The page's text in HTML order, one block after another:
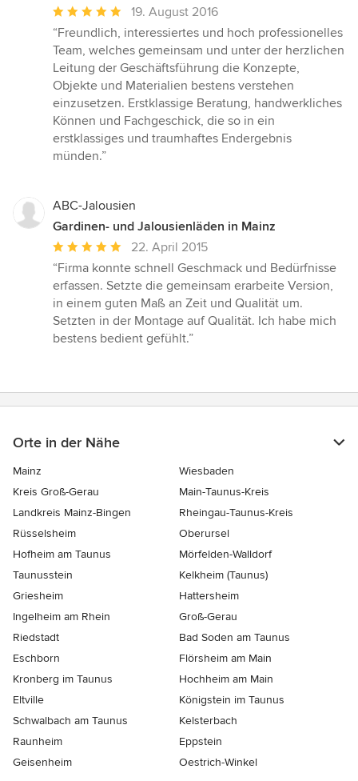
Durchschnittliche
Bewertung:
5
von
5
Sternen
19. August 2016
“Freundlich, interessiertes und hoch professionelles
Team, welches gemeinsam und unter der herzlichen
Leitung der Geschäftsführung die Konzepte,
Objekte und Materialien bestens verstehen
einzusetzen. Erstklassige Beratung, handwerkliches
Können und Fachgeschick, die so in ein
erstklassiges und traumhaftes Endergebnis
münden.”
ABC-Jalousien
Gardinen- und Jalousienläden in Mainz
Durchschnittliche
Bewertung:
5
von
5
Sternen
22. April 2015
“Firma konnte schnell Geschmack und Bedürfnisse
erfassen. Setzte die gemeinsam erarbeite Version,
in einem guten Maß an Zeit und Qualität um.
Setzten in der Montage auf Qualität. Ich habe mich
bestens bedient gefühlt.”
Orte in der Nähe
Mainz
Wiesbaden
Kreis Groß-Gerau
Main-Taunus-Kreis
Landkreis Mainz-Bingen
Rheingau-Taunus-Kreis
Rüsselsheim
Oberursel
Hofheim am Taunus
Mörfelden-Walldorf
Taunusstein
Kelkheim (Taunus)
Griesheim
Hattersheim
Ingelheim am Rhein
Groß-Gerau
Riedstadt
Bad Soden am Taunus
Eschborn
Flörsheim am Main
Kronberg im Taunus
Hochheim am Main
Eltville
Königstein im Taunus
Schwalbach am Taunus
Kelsterbach
Raunheim
Eppstein
Geisenheim
Oestrich-Winkel